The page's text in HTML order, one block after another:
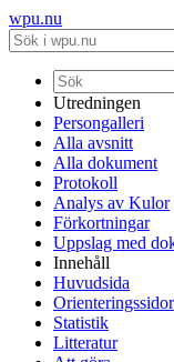
wpu.nu
Utredningen
Persongalleri
Alla avsnitt
Alla dokument
Protokoll
Analys av Kulor
Förkortningar
Uppslag med
Innehåll
Huvudsida
Orienteringssidor
Statistik
Litteratur